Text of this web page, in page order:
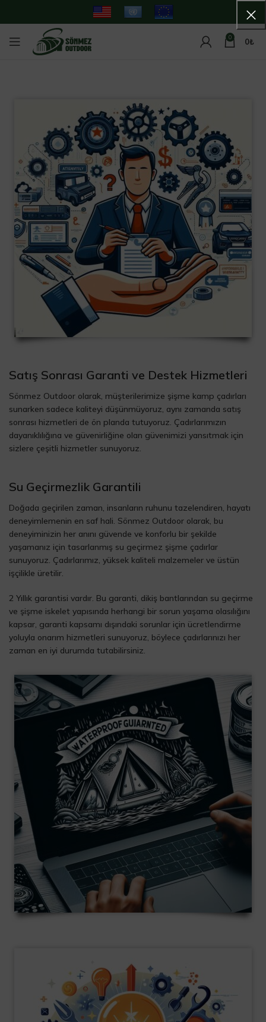
0 0₺
Satış Sonrası Garanti ve Destek Hizmetleri
Sönmez Outdoor olarak, müşterilerimize şişme kamp çadırları
sunarken sadece kaliteyi düşünmüyoruz, aynı zamanda satış
sonrası hizmetleri de ön planda tutuyoruz. Çadırlarımızın
dayanıklılığına ve güvenirliğine olan güvenimizi yansıtmak için
sizlere çeşitli hizmetler sunuyoruz.
Su Geçirmezlik Garantili
Doğada geçirilen zaman, insanların ruhunu tazelendiren, hayatı
deneyimlemenin en saf hali. Sönmez Outdoor olarak, bu
deneyiminizin her anını güvende ve konforlu bir şekilde
yaşamanız için tasarlanmış su geçirmez şişme çadırlar
sunuyoruz. Çadırlarımız, yüksek kaliteli malzemeler ve üstün
işçilikle üretilir.
2 Yıllık garantisi vardır. Bu garanti, dikiş bantlarından su geçirme
ve şişme iskelet yapısında herhangi bir sorun yaşama olasılığını
kapsar, garanti kapsamı dışındaki sorunlar için ücretlendirme
yoluyla onarım hizmetleri sunuyoruz, böylece çadırlarınızı her
zaman en iyi durumda tutabilirsiniz.